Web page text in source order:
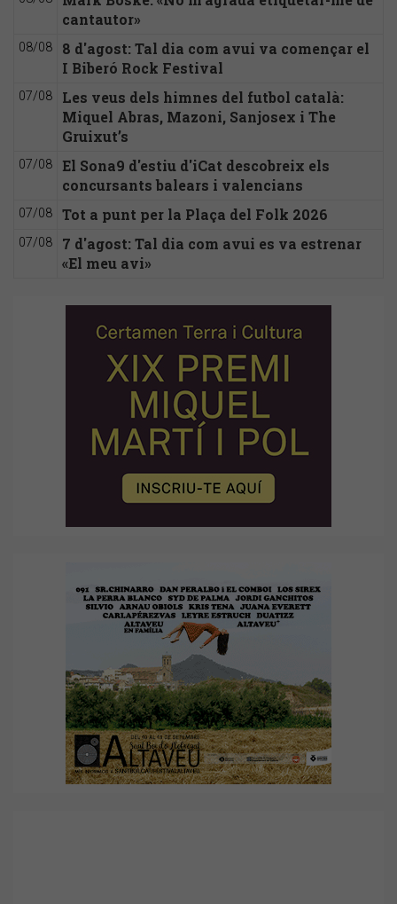
cantautor»
08/08
8 d'agost: Tal dia com avui va començar el
I Biberó Rock Festival
07/08
Les veus dels himnes del futbol català:
Miquel Abras, Mazoni, Sanjosex i The
Gruixut’s
07/08
El Sona9 d'estiu d'iCat descobreix els
concursants balears i valencians
07/08 Tot a punt per la Plaça del Folk 2026
07/08
7 d'agost: Tal dia com avui es va estrenar
«El meu avi»